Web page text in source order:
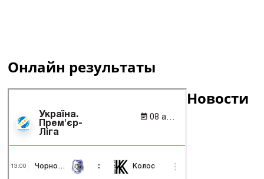
Онлайн результаты
Новости